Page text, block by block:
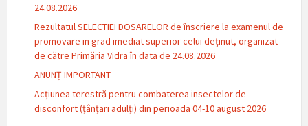
24.08.2026
Rezultatul SELECTIEI DOSARELOR de înscriere la examenul de
promovare in grad imediat superior celui deținut, organizat
de către Primăria Vidra în data de 24.08.2026
ANUNȚ IMPORTANT
Acțiunea terestră pentru combaterea insectelor de
disconfort (țânțari adulți) din perioada 04-10 august 2026